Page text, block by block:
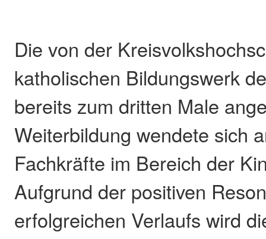
Die von der
katholischen Bildungswerk
bereits zum dritten Male
Weiterbildung wendete sich
Fachkräfte im Bereich der
Aufgrund der positiven
erfolgreichen Verlaufs wird